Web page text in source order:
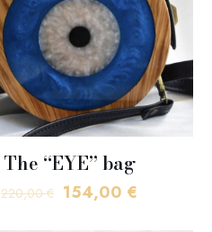
The “EYE” bag
220,00€ Original
154,00 €